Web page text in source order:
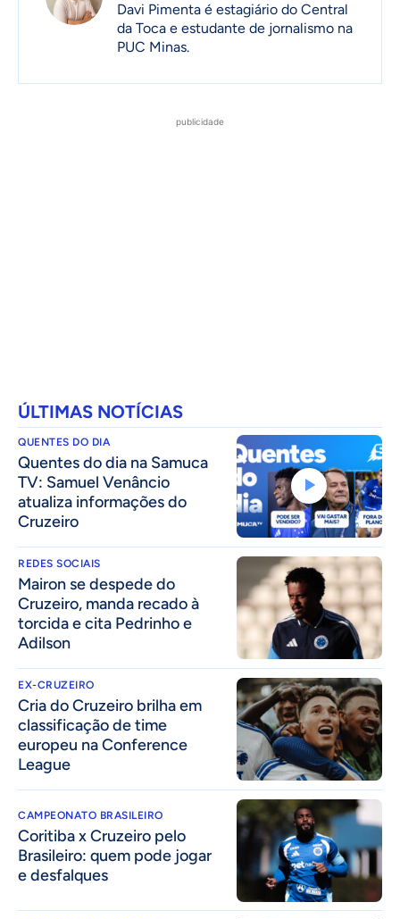
Davi Pimenta é estagiário do Central
da Toca e estudante de jornalismo na
PUC Minas.
publicidade
ÚLTIMAS NOTÍCIAS
QUENTES DO DIA
Quentes do dia na Samuca
TV: Samuel Venâncio
atualiza informações do
Cruzeiro
REDES SOCIAIS
Mairon se despede do
Cruzeiro, manda recado à
torcida e cita Pedrinho e
Adilson
EX-CRUZEIRO
Cria do Cruzeiro brilha em
classificação de time
europeu na Conference
League
CAMPEONATO BRASILEIRO
Coritiba x Cruzeiro pelo
Brasileiro: quem pode jogar
e desfalques